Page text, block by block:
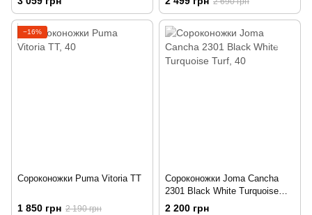
−16%
Сороконожки Puma Vitoria TT
1 850 грн 2 190 грн
Сороконожки Joma Cancha
2301 Black White Turquoise
Turf
2 200 грн